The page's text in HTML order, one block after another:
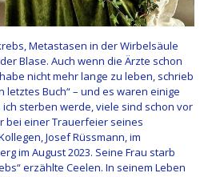
Metastasen in der Wirbelsäule
Blase. Auch wenn die Ärzte schon
nicht mehr lange zu leben, schrieb
letztes Buch“ – und es waren einige
ich sterben werde, viele sind schon vor
bei einer Trauerfeier seines
Josef Rüssmann, im
im August 2023. Seine Frau starb
erzählte Ceelen. In seinem Leben